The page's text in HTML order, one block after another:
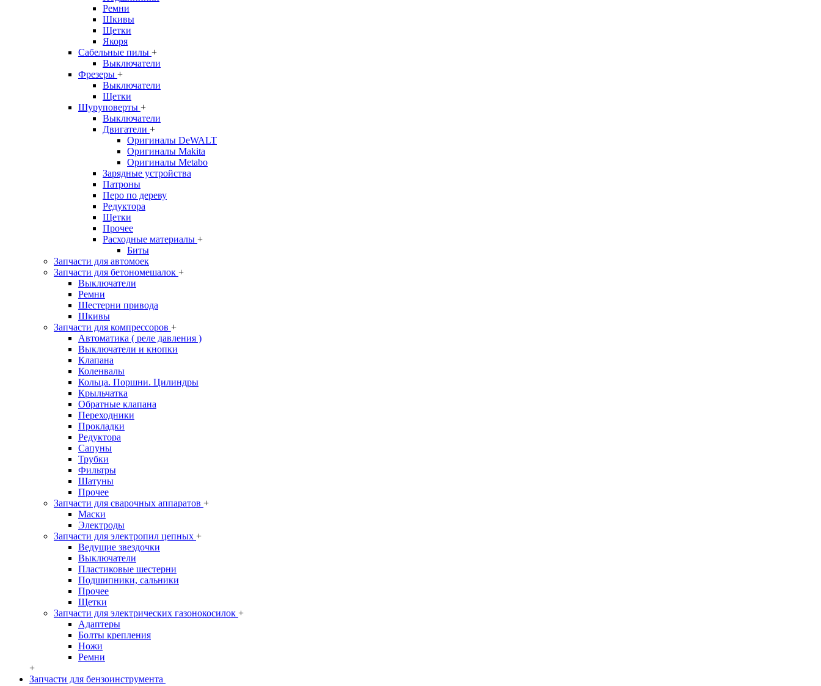
Ремни
Шкивы
Щетки
Якоря
Сабельные пилы +
Выключатели
Фрезеры +
Выключатели
Щетки
Шуруповерты +
Выключатели
Двигатели +
Оригиналы DeWALT
Оригиналы Makita
Оригиналы Metabo
Зарядные устройства
Патроны
Перо по дереву
Редуктора
Щетки
Прочее
Расходные материалы +
Биты
Запчасти для автомоек
Запчасти для бетономешалок +
Выключатели
Ремни
Шестерни привода
Шкивы
Запчасти для компрессоров +
Автоматика ( реле давления )
Выключатели и кнопки
Клапана
Коленвалы
Кольца. Поршни. Цилиндры
Крыльчатка
Обратные клапана
Переходники
Прокладки
Редуктора
Сапуны
Трубки
Фильтры
Шатуны
Прочее
Запчасти для сварочных аппаратов +
Маски
Электроды
Запчасти для электропил цепных +
Ведущие звездочки
Выключатели
Пластиковые шестерни
Подшипники, сальники
Прочее
Щетки
Запчасти для электрических газонокосилок +
Адаптеры
Болты крепления
Ножи
Ремни
+
Запчасти для бензоинструмента